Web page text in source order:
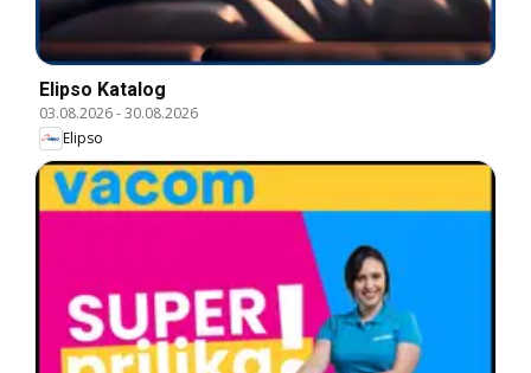
Elipso Katalog
03.08.2026-30.08.2026
Elipso